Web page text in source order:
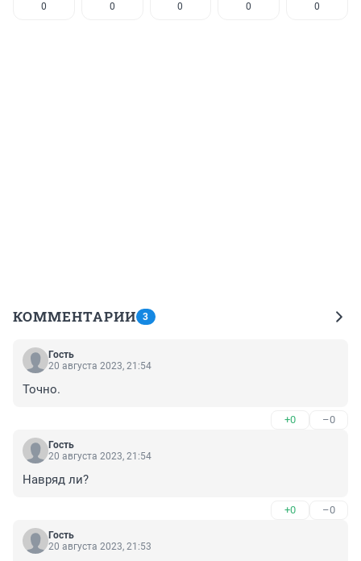
0 0 0 0 0
КОММЕНТАРИИ 3
Гость
20 августа 2023, 21:54
Точно.
+0 –0
Гость
20 августа 2023, 21:54
Навряд ли?
+0 –0
Гость
20 августа 2023, 21:53